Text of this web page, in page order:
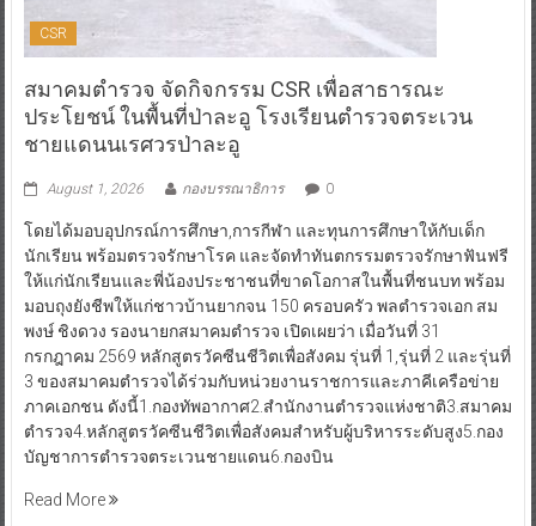
CSR
สมาคมตำรวจ จัดกิจกรรม CSR เพื่อสาธารณะ
ประโยชน์ ในพื้นที่ป่าละอู โรงเรียนตำรวจตระเวน
ชายแดนนเรศวรป่าละอู
August 1, 2026 กองบรรณาธิการ 0
โดยได้มอบอุปกรณ์การศึกษา,การกีฬา และทุนการศึกษาให้กับเด็ก
นักเรียน พร้อมตรวจรักษาโรค และจัดทำทันตกรรมตรวจรักษาฟันฟรี
ให้แก่นักเรียนและพี่น้องประชาชนที่ขาดโอกาสในพื้นที่ชนบท พร้อม
มอบถุงยังชีพให้แก่ชาวบ้านยากจน 150 ครอบครัว พลตำรวจเอก สม
พงษ์ ชิงดวง รองนายกสมาคมตำรวจ เปิดเผยว่า เมื่อวันที่ 31
กรกฎาคม 2569 หลักสูตรวัคซีนชีวิตเพื่อสังคม รุ่นที่ 1,รุ่นที่ 2 และรุ่นที่
3 ของสมาคมตำรวจได้ร่วมกับหน่วยงานราชการและภาคีเครือข่าย
ภาคเอกชน ดังนี้1.กองทัพอากาศ2.สำนักงานตำรวจแห่งชาติ3.สมาคม
ตำรวจ4.หลักสูตรวัคซีนชีวิตเพื่อสังคมสำหรับผู้บริหารระดับสูง5.กอง
บัญชาการตำรวจตระเวนชายแดน6.กองบิน
Read More